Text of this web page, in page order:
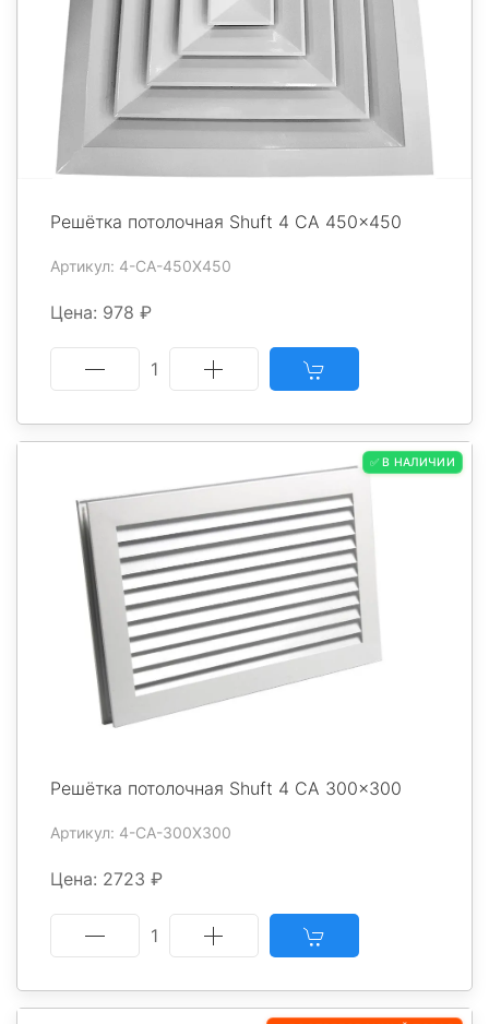
Решётка потолочная Shuft 4 CA 450x450
Артикул: 4-CA-450X450
Цена: 978 ₽
1
✅ В НАЛИЧИИ
Решётка потолочная Shuft 4 CA 300x300
Артикул: 4-CA-300X300
Цена: 2723 ₽
1